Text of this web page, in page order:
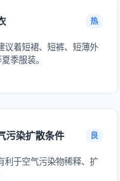
热
议着短裙、短裤、短薄外
季服装。
污染扩散条件 良
利于空气污染物稀释、扩